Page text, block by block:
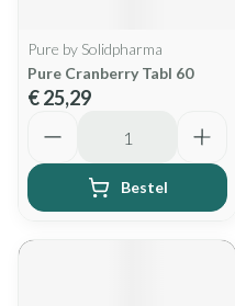
Pure by Solidpharma
Pure Cranberry Tabl 60
€ 25,29
Bestel